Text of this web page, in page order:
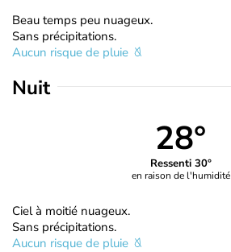
Beau temps peu nuageux.
Sans précipitations.
Aucun risque de pluie
Nuit
28°
Ressenti 30°
en raison de l'humidité
Ciel à moitié nuageux.
Sans précipitations.
Aucun risque de pluie